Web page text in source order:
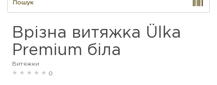
Врізна витяжка Ülka
Premium біла
Витяжки
0